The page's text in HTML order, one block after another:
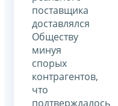
поставщика
доставлялся
Обществу
минуя
спорых
контрагентов,
что
подтверждалось